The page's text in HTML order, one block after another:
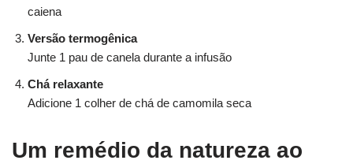
caiena
Versão termogênica
Junte 1 pau de canela durante a infusão
Chá relaxante
Adicione 1 colher de chá de camomila seca
Um remédio da natureza ao